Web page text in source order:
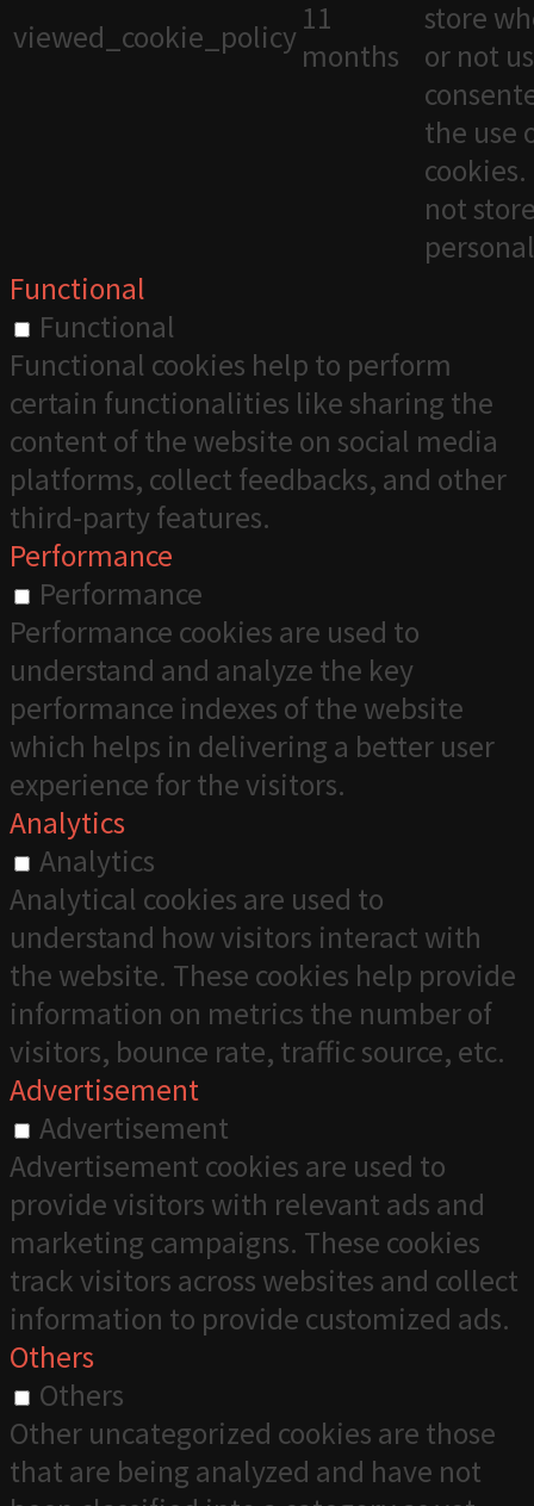
viewed_cookie_policy 11
months
store
or not
the use
not
Functional
Functional
Functional cookies help to perform
certain functionalities like sharing the
content of the website on social media
platforms, collect feedbacks, and other
third-party features.
Performance
Performance
Performance cookies are used to
understand and analyze the key
performance indexes of the website
which helps in delivering a better user
experience for the visitors.
Analytics
Analytics
Analytical cookies are used to
understand how visitors interact with
the website. These cookies help provide
information on metrics the number of
visitors, bounce rate, traffic source, etc.
Advertisement
Advertisement
Advertisement cookies are used to
provide visitors with relevant ads and
marketing campaigns. These cookies
track visitors across websites and collect
information to provide customized ads.
Others
Others
Other uncategorized cookies are those
that are being analyzed and have not